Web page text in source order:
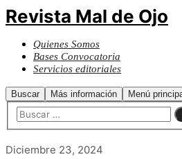
Revista Mal de Ojo
Quienes Somos
Bases Convocatoria
Servicios editoriales
Buscar Más información Menú
Diciembre 23, 2024